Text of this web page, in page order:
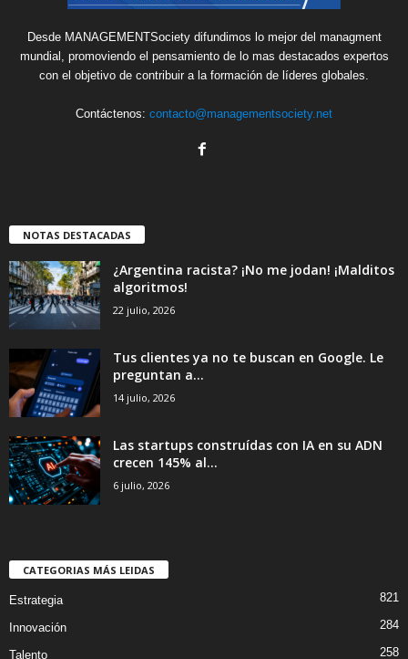
Desde MANAGEMENTSociety difundimos lo mejor del managment
mundial, promoviendo el pensamiento de lo mas destacados expertos
con el objetivo de contribuir a la formación de líderes globales.
Contáctenos: contacto@managementsociety.net
NOTAS DESTACADAS
¿Argentina racista? ¡No me jodan! ¡Malditos
algoritmos!
22 julio, 2026
Tus clientes ya no te buscan en Google. Le
preguntan a...
14 julio, 2026
Las startups construídas con IA en su ADN
crecen 145% al...
6 julio, 2026
CATEGORIAS MÁS LEIDAS
Estrategia 821
Innovación 284
Talento 258